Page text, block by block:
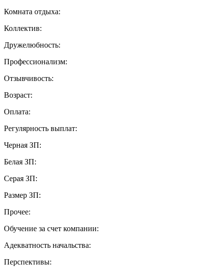
Комната отдыха:
Коллектив:
Дружелюбность:
Профессионализм:
Отзывчивость:
Возраст:
Оплата:
Регулярность выплат:
Черная ЗП:
Белая ЗП:
Серая ЗП:
Размер ЗП:
Прочее:
Обучение за счет компании:
Адекватность начальства:
Перспективы: